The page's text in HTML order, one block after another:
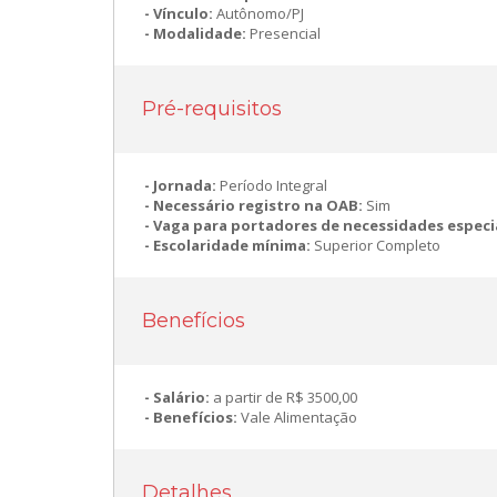
Vínculo: Autônomo/PJ
Modalidade: Presencial
Pré-requisitos
Jornada: Período Integral
Necessário registro na OAB: Sim
Vaga para portadores de necessidades
Escolaridade mínima: Superior Completo
Benefícios
Salário: a partir de R$ 3500,00
Benefícios: Vale Alimentação